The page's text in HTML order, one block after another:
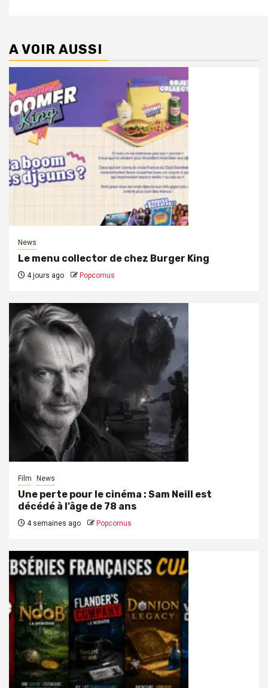
A VOIR AUSSI
News
Le menu collector de chez Burger King
4 jours ago Popcornus
Film News
Une perte pour le cinéma : Sam Neill est
décédé à l’âge de 78 ans
4 semaines ago Popcornus